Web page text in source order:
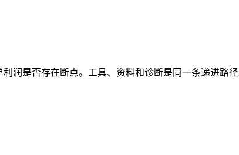
润是否存在断点。工具、资料和诊断是同一条递进路径